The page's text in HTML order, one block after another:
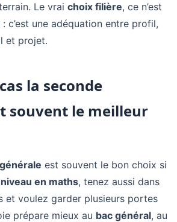
Le vrai choix filière, ce n’est
c’est une adéquation entre profil,
et projet.
la seconde
souvent le meilleur
est souvent le bon choix si
en maths, tenez aussi dans
et voulez garder plusieurs portes
prépare mieux au bac général, au